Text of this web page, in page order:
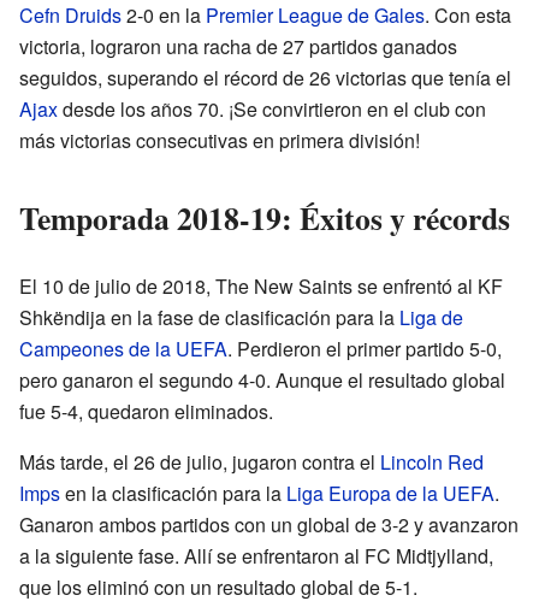
Cefn Druids2-0 en la Premier League de Gales. Con esta
victoria, lograron una racha de 27 partidos ganados
seguidos, superando el récord de 26 victorias que tenía el
Ajaxdesde los años 70. ¡Se convirtieron en el club con
más victorias consecutivas en primera división!
Temporada 2018-19: Éxitos y récords
El 10 de julio de 2018, The New Saints se enfrentó al KF
Shkëndija en la fase de clasificación para la Liga de
Campeones de la UEFA. Perdieron el primer partido 5-0,
pero ganaron el segundo 4-0. Aunque el resultado global
fue 5-4, quedaron eliminados.
Más tarde, el 26 de julio, jugaron contra el Lincoln Red
Impsen la clasificación para la Liga Europa de la UEFA.
Ganaron ambos partidos con un global de 3-2 y avanzaron
a la siguiente fase. Allí se enfrentaron al FC Midtjylland,
que los eliminó con un resultado global de 5-1.